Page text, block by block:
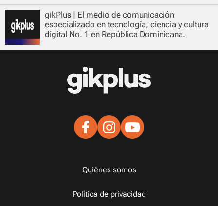
gikPlus | El medio de comunicación
especializado en tecnología, ciencia y cultura
digital No. 1 en República Dominicana.
Quiénes somos
Política de privacidad